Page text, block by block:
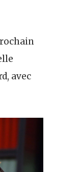
avec